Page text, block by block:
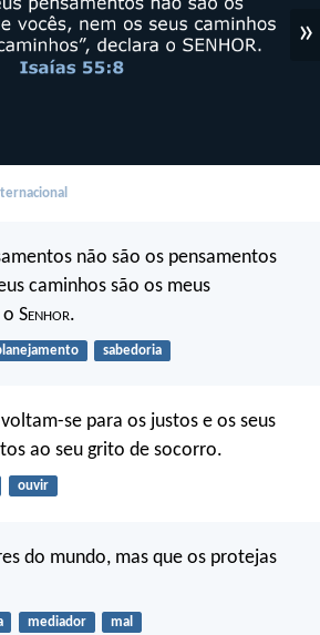
»
não são os pensamentos
caminhos são os meus
Senhor.
sabedoria
voltam-se para os justos e os seus
ao seu grito de socorro.
ouvir
do mundo, mas que os protejas
mediador mal